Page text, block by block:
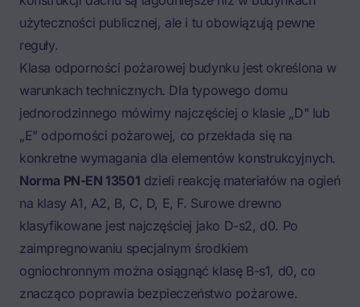
użyteczności publicznej, ale i tu obowiązują pewne
reguły.
Klasa odporności pożarowej budynku jest określona w
warunkach technicznych. Dla typowego domu
jednorodzinnego mówimy najczęściej o klasie „D" lub
„E" odporności pożarowej, co przekłada się na
konkretne wymagania dla elementów konstrukcyjnych.
Norma PN-EN 13501 dzieli reakcję materiałów na ogień
na klasy A1, A2, B, C, D, E, F. Surowe drewno
klasyfikowane jest najczęściej jako D-s2, d0. Po
zaimpregnowaniu specjalnym środkiem
ogniochronnym można osiągnąć klasę B-s1, d0, co
znacząco poprawia bezpieczeństwo pożarowe.